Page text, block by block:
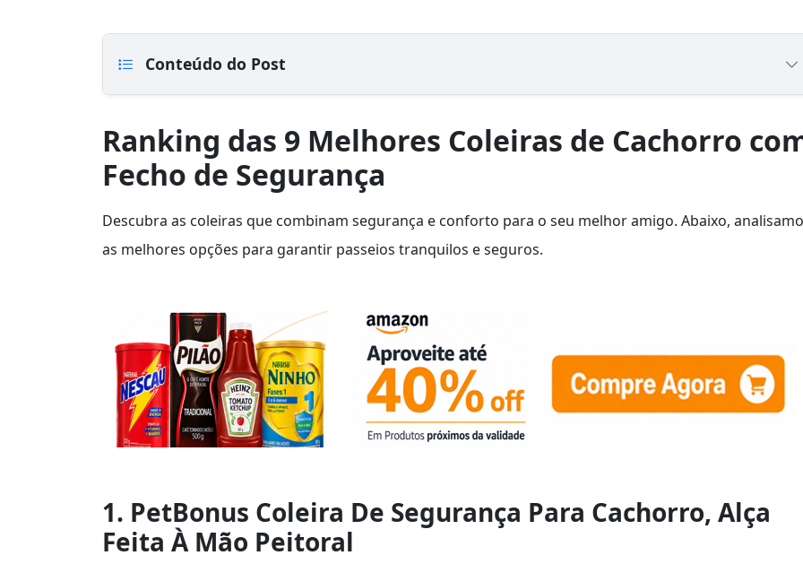
Conteúdo do Post
Ranking das 9 Melhores Coleiras de Cachorro
Fecho de Segurança
Descubra as coleiras que combinam segurança e conforto para o seu melhor amigo. Abaixo,
as melhores opções para garantir passeios tranquilos e seguros.
1. PetBonus Coleira De Segurança Para Cachorro, Alça
Feita À Mão Peitoral